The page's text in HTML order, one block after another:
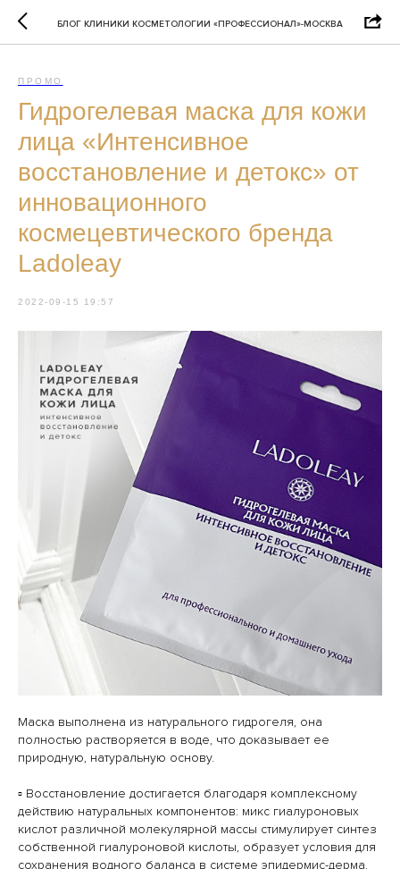
БЛОГ КЛИНИКИ КОСМЕТОЛОГИИ «ПРОФЕССИОНАЛ»-МОСКВА
ПРОМО
Гидрогелевая маска для кожи
лица «Интенсивное
восстановление и детокс» от
инновационного
космецевтического бренда
Ladoleay
2022-09-15 19:57
Маска выполнена из натурального гидрогеля, она
полностью растворяется в воде, что доказывает ее
природную, натуральную основу.
▫️ Восстановление достигается благодаря комплексному
действию натуральных компонентов: микс гиалуроновых
кислот различной молекулярной массы стимулирует синтез
собственной гиалуроновой кислоты, образует условия для
сохранения водного баланса в системе эпидермис-дерма.